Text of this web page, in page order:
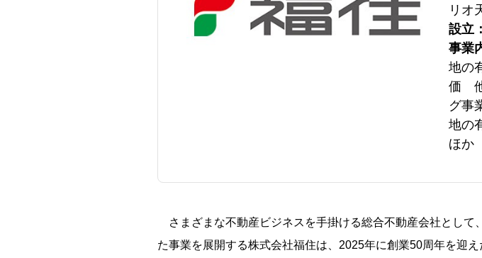
リオ
設立：
事業
地の
価 他
グ事
地の
ほか
さまざまな不動産ビジネスを手掛ける総合不動産会社として
た事業を展開する株式会社福住は、2025年に創業50周年を迎